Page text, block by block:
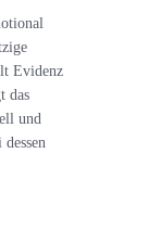
Evidenz
das
und